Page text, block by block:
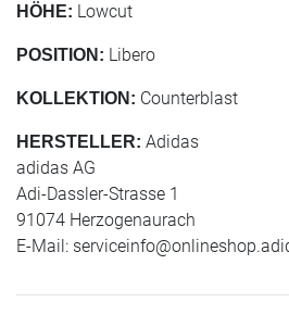
HÖHE: Lowcut
POSITION: Libero
KOLLEKTION: Counterblast
HERSTELLER: Adidas
adidas AG
Adi-Dassler-Strasse 1
91074 Herzogenaurach
E-Mail: